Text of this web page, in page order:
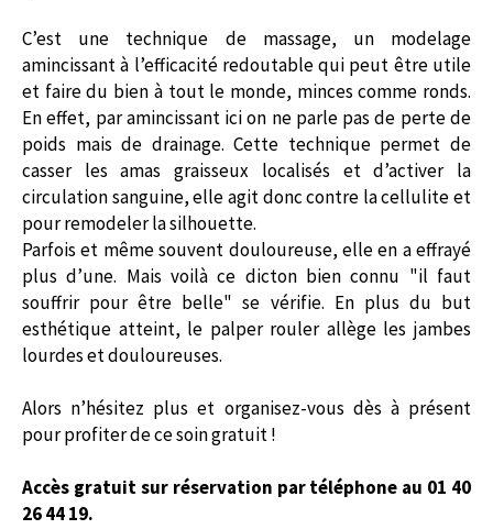
C’est une technique de massage, un modelage
amincissant à l’efficacité redoutable qui peut être utile
et faire du bien à tout le monde, minces comme ronds.
En effet, par amincissant ici on ne parle pas de perte de
poids mais de drainage. Cette technique permet de
casser les amas graisseux localisés et d’activer la
circulation sanguine, elle agit donc contre la cellulite et
pour remodeler la silhouette.
Parfois et même souvent douloureuse, elle en a effrayé
plus d’une. Mais voilà ce dicton bien connu "il faut
souffrir pour être belle" se vérifie. En plus du but
esthétique atteint, le palper rouler allège les jambes
lourdes et douloureuses.
Alors n’hésitez plus et organisez-vous dès à présent
pour profiter de ce soin gratuit !
Accès gratuit sur réservation par téléphone au 01 40
26 44 19.